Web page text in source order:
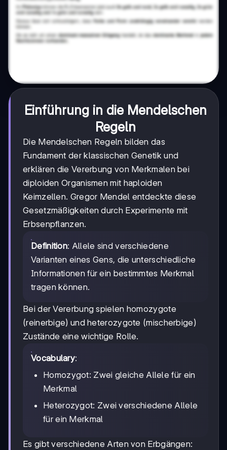
Einführung in die Mendelschen
Regeln
Die Mendelschen Regeln bilden das
Fundament der klassischen Genetik und
erklären die Vererbung von Merkmalen bei
diploiden Organismen mit haploiden
Keimzellen. Gregor Mendel entdeckte diese
Gesetzmäßigkeiten durch Experimente mit
Erbsenpflanzen.
Definition: Allele sind verschiedene
Varianten eines Gens, die unterschiedliche
Informationen für ein bestimmtes Merkmal
tragen können.
Bei der Vererbung spielen homozygote
(reinerbige) und heterozygote (mischerbige)
Zustände eine wichtige Rolle.
Vocabulary:
Homozygot: Zwei gleiche Allele für ein
Merkmal
Heterozygot: Zwei verschiedene Allele
für ein Merkmal
Es gibt verschiedene Arten von Erbgängen: